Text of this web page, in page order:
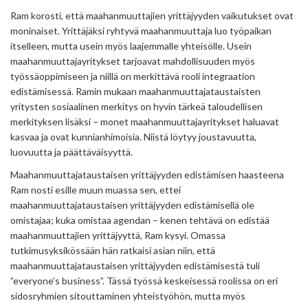
Ram korosti, että maahanmuuttajien yrittäjyyden vaikutukset ovat
moninaiset. Yrittäjäksi ryhtyvä maahanmuuttaja luo työpaikan
itselleen, mutta usein myös laajemmalle yhteisölle. Usein
maahanmuuttajayritykset tarjoavat mahdollisuuden myös
työssäoppimiseen ja niillä on merkittävä rooli integraation
edistämisessä. Ramin mukaan maahanmuuttajataustaisten
yritysten sosiaalinen merkitys on hyvin tärkeä taloudellisen
merkityksen lisäksi – monet maahanmuuttajayritykset haluavat
kasvaa ja ovat kunnianhimoisia. Niistä löytyy joustavuutta,
luovuutta ja päättäväisyyttä.
Maahanmuuttajataustaisen yrittäjyyden edistämisen haasteena
Ram nosti esille muun muassa sen, ettei
maahanmuuttajataustaisen yrittäjyyden edistämisellä ole
omistajaa; kuka omistaa agendan – kenen tehtävä on edistää
maahanmuuttajien yrittäjyyttä, Ram kysyi. Omassa
tutkimusyksikössään hän ratkaisi asian niin, että
maahanmuuttajataustaisen yrittäjyyden edistämisestä tuli
”everyone’s business”. Tässä työssä keskeisessä roolissa on eri
sidosryhmien sitouttaminen yhteistyöhön, mutta myös